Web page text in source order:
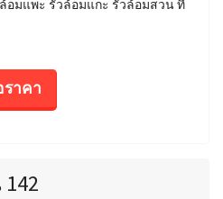
อมแพะ รั้วล้อมแกะ รั้วล้อมสวน ที่
าคา